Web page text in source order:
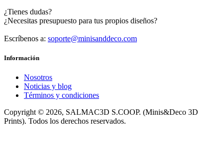
¿Tienes dudas?
¿Necesitas presupuesto para tus propios diseños?
Escríbenos a: soporte@minisanddeco.com
Información
Nosotros
Noticias y blog
Términos y condiciones
Copyright © 2026, SALMAC3D S.COOP. (Minis&Deco 3D
Prints). Todos los derechos reservados.